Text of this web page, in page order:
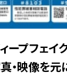
ープフェイ
・映像を